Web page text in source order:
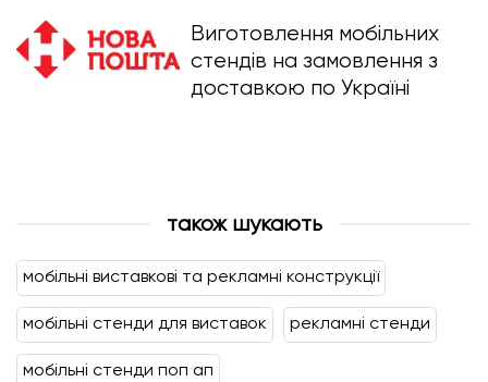
Виготовлення мобільних
стендів на замовлення з
доставкою по Україні
також шукають
мобільні виставкові та рекламні конструкції
мобільні стенди для виставок рекламні стенди
мобільні стенди поп ап